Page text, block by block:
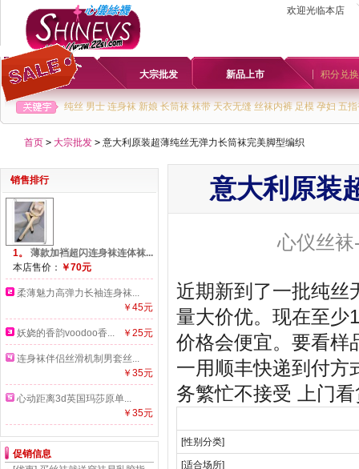
欢迎光临本店
首页 大宗批发 新品上市 积分兑换
纯丝 男士 连身袜 新娘 长筒袜 袜带 天衣无缝 丝袜内裤 足模 孕妇 五
首页 > 大宗批发 > 意大利原装超薄纯丝无弹力长筒袜完美脚型编织
销售排行
1。
薄款加裆超闪连身袜连体袜...
本店售价： ￥70元
柔薄魅力高弹力长袖连身袜...
￥45元
妖娆的香韵voodoo香... ￥25元
连身袜伴侣丝滑机制男套丝...
￥35元
心动距离3d英国玛莎原单...
￥35元
促销信息
意大利原装
心仪丝
近期新到了一批纯丝
量大价优。现在至少
价格会便宜。要看样
一用顺丰快递到付方
务繁忙不接受 上门
[性别分类]
[适合场所]